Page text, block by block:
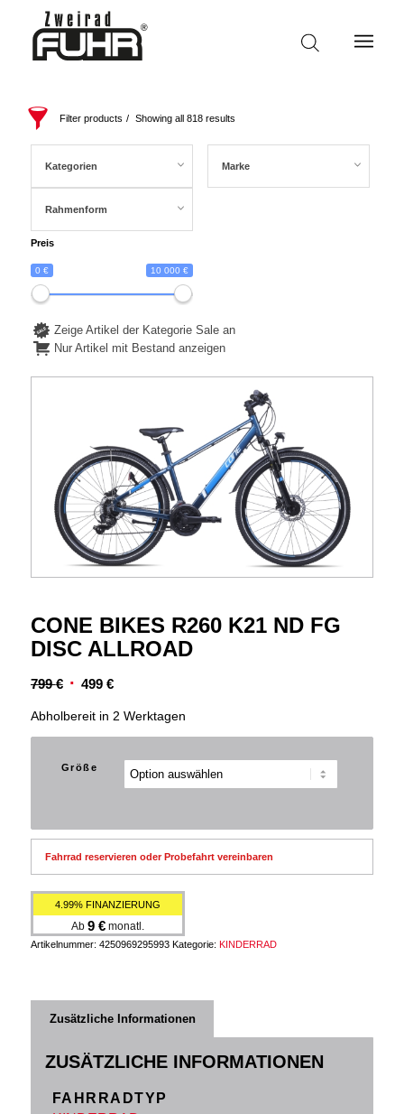
Filter products Showing all 818 results
Kategorien Marke
Rahmenform
Preis
0 € 10 000 €
Zeige Artikel der Kategorie Sale an
Nur Artikel mit Bestand anzeigen
CONE BIKES R260 K21 ND FG
DISC ALLROAD
799€ Ursprünglicher
499 €Aktueller
Abholbereit in 2 Werktagen
Größe
Fahrrad reservieren oder Probefahrt vereinbaren
4.99% FINANZIERUNG
Ab 9 €monatl.
Artikelnummer: 4250969295993 Kategorie: KINDERRAD
Zusätzliche Informationen
ZUSÄTZLICHE INFORMATIONEN
FAHRRADTYP